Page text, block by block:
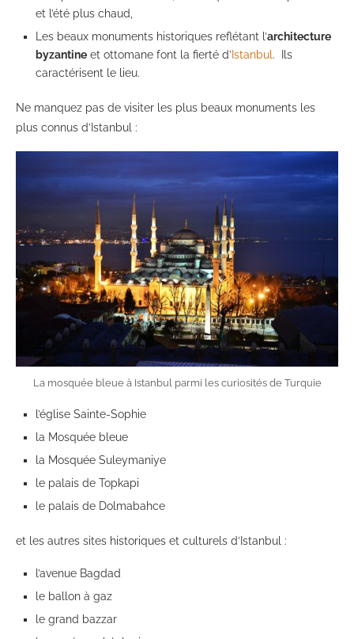
et l’été plus chaud,
Les beaux monuments historiques reflétant l’architecture
byzantine et ottomane font la fierté d’ Istanbul. Ils
caractérisent le lieu.
Ne manquez pas de visiter les plus beaux monuments les
plus connus d’Istanbul :
La mosquée bleue à Istanbul parmi les curiosités de Turquie
l’église Sainte-Sophie
la Mosquée bleue
la Mosquée Suleymaniye
le palais de Topkapi
le palais de Dolmabahce
et les autres sites historiques et culturels d’Istanbul :
l’avenue Bagdad
le ballon à gaz
le grand bazzar